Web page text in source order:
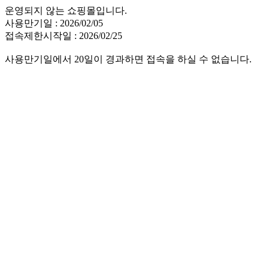
운영되지 않는 쇼핑몰입니다.
사용만기일 : 2026/02/05
접속제한시작일 : 2026/02/25
사용만기일에서 20일이 경과하면 접속을 하실 수 없습니다.